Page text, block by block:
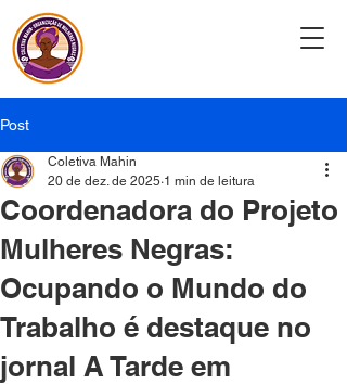
Post
Coordenadora do Projeto
Mulheres Negras:
Ocupando o Mundo do
Trabalho é destaque no
jornal A Tarde em
Coletiva Mahin
20 de dez. de 2025 1 min de leitura